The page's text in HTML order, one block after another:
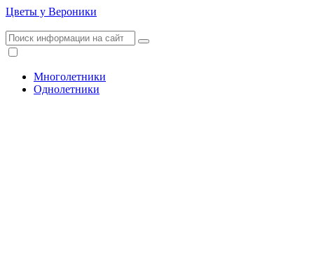
Цветы у Вероники
Многолетники
Однолетники